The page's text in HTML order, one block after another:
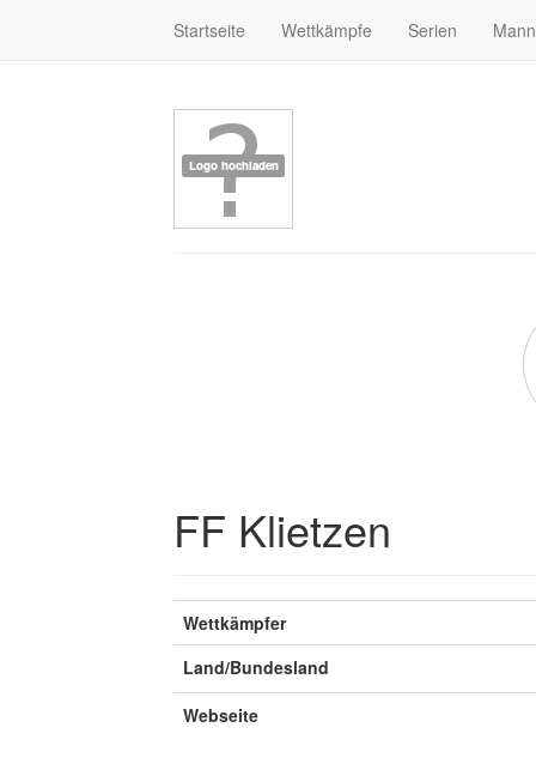
Startseite Wettkämpfe Serien
FF Klietzen
Wettkämpfer
Land/Bundesland
Webseite